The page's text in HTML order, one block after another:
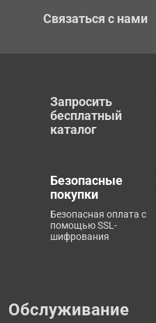
Связаться с нами
Запросить
бесплатный
каталог
Безопасные
покупки
Безопасная оплата с
помощью SSL-
шифрования
Обслуживание